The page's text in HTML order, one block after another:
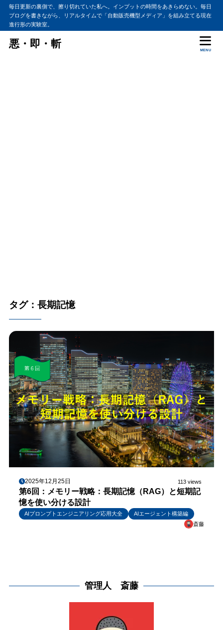
毎日更新の裏側で、擦り切れていた私へ。インプットの時間をあきらめない。毎日
ブログを書きながら、リアルタイムで「自動販売機型メディア」を組み立てる現在
進行形の実験室。
悪・即・斬
MENU
タグ：長期記憶
2025年12月25日 113 views
第6回：メモリー戦略：長期記憶（RAG）と短期記
憶を使い分ける設計
AIプロンプトエンジニアリング応用大全
AIエージェント構築編
斎藤
管理人 斎藤